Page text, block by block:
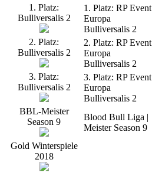
1. Platz:
Bulliversalis 2
1. Platz: RP Event
Europa
Bulliversalis 2
2. Platz:
Bulliversalis 2
2. Platz: RP Event
Europa
Bulliversalis 2
3. Platz:
Bulliversalis 2
3. Platz: RP Event
Europa
Bulliversalis 2
BBL-Meister
Season 9
Blood Bull Liga |
Meister Season 9
Gold Winterspiele
2018